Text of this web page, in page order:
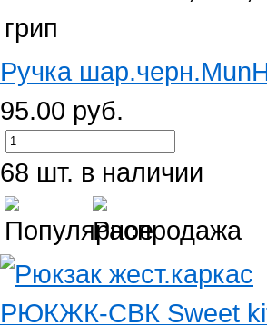
Ручка
95.00 руб.
68 шт. в наличии